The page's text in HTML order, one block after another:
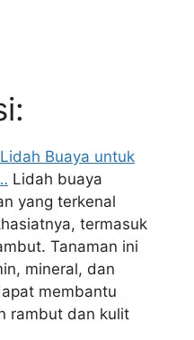
Buaya untuk
Lidah buaya
yang terkenal
termasuk
Tanaman ini
mineral, dan
membantu
rambut dan kulit